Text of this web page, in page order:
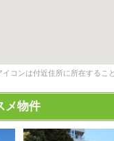
コンは付近住所に所在するこ
メ物件